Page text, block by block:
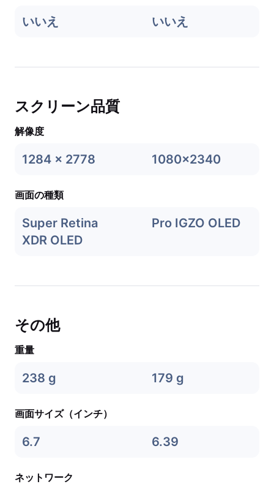
いいえ いいえ
スクリーン品質
解像度
1284 x 2778 1080x2340
画面の種類
Super Retina
XDR OLED
Pro IGZO OLED
その他
重量
238 g 179 g
画面サイズ（インチ）
6.7 6.39
ネットワーク